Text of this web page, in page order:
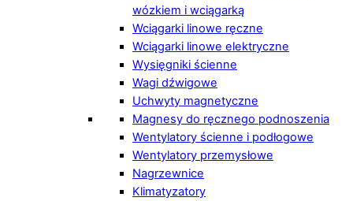
wózkiem i wciągarką
Wciągarki linowe ręczne
Wciągarki linowe elektryczne
Wysięgniki ścienne
Wagi dźwigowe
Uchwyty magnetyczne
Magnesy do ręcznego podnoszenia
Wentylatory ścienne i podłogowe
Wentylatory przemysłowe
Nagrzewnice
Klimatyzatory